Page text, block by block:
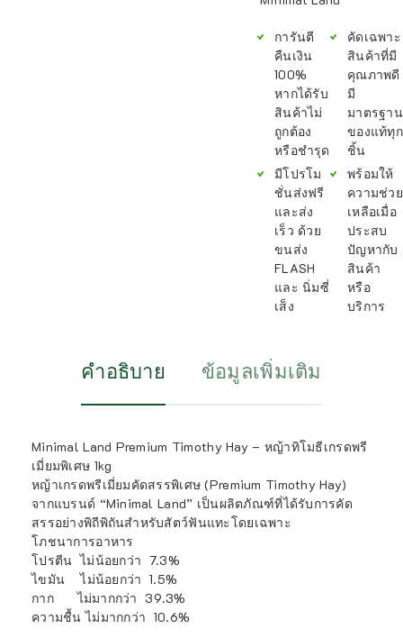
การันตี
คืนเงิน
100%
หากได้รับ
สินค้าไม่
ถูกต้อง
หรือชำรุด
มีโปรโม
ชั่นส่งฟรี
และส่ง
เร็ว ด้วย
ขนส่ง
FLASH
และ นิ่มซี่
เส็ง
คัดเฉพาะ
สินค้าที่มี
คุณภาพดี
มี
มาตรฐาน
ของแท้ทุก
ชิ้น
พร้อมให้
ความช่วย
เหลือเมื่อ
ประสบ
ปัญหากับ
สินค้า
หรือ
บริการ
คำอธิบาย ข้อมูลเพิ่มเติม
Minimal Land Premium Timothy Hay – หญ้าทิโมธีเกรดพรี
เมี่ยมพิเศษ 1kg
หญ้าเกรดพรีเมี่ยมคัดสรรพิเศษ (Premium Timothy Hay)
จากแบรนด์ “Minimal Land” เป็นผลิตภัณฑ์ที่ได้รับการคัด
สรรอย่างพิถีพิถันสำหรับสัตว์ฟันแทะโดยเฉพาะ
โภชนาการอาหาร
โปรตีน ไม่น้อยกว่า 7.3%
ไขมัน ไม่น้อยกว่า 1.5%
กาก ไม่มากกว่า 39.3%
ความชื้น ไม่มากกว่า 10.6%